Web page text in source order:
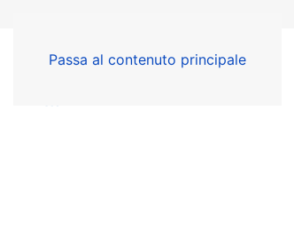
Passa al contenuto principale